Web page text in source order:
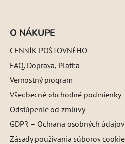
O NÁKUPE
CENNÍK POŠTOVNÉHO
FAQ, Doprava, Platba
Vernostný program
Všeobecné obchodné podmienky
Odstúpenie od zmluvy
GDPR – Ochrana osobných údajov
Zásady používania súborov cookie